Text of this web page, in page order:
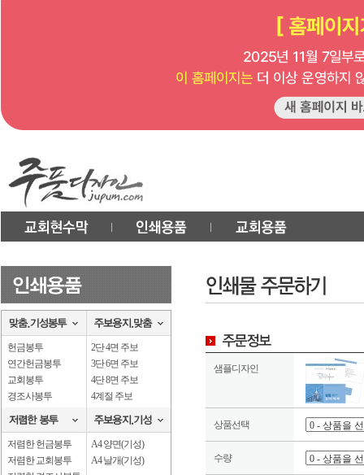
헌금봉투
연간헌금봉투
교회봉투
경조사봉투
저렴한 헌금봉투
저렴한 교회봉투
2단 4면 주보
3단 6면 주보
4단 8면 주보
4계절 주보
A4 양면(기성)
A4 날개(기성)
샘플디자인
상품선택
수량